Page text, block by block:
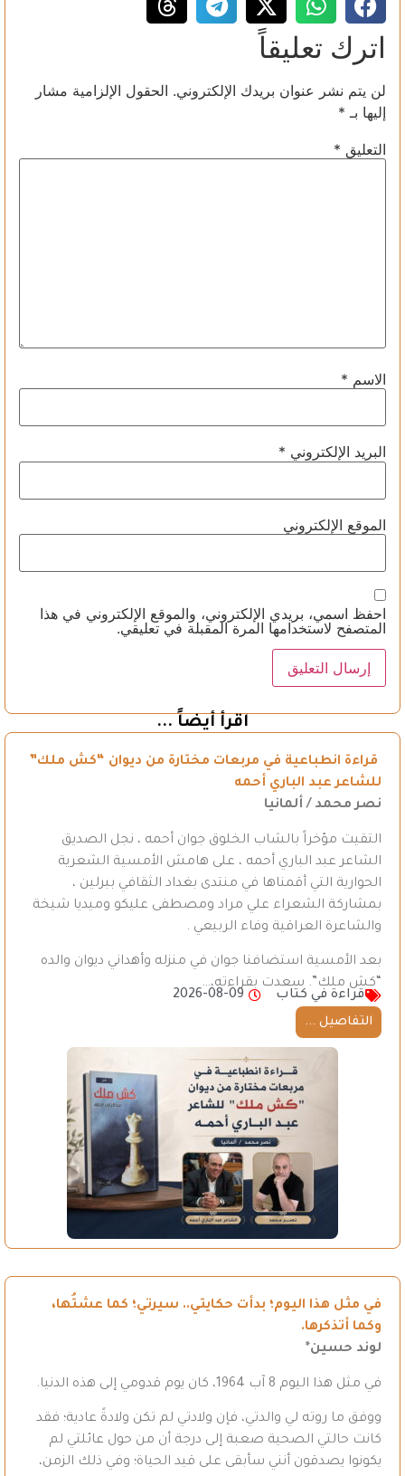
اترك تعليقاً
لن يتم نشر عنوان بريدك الإلكتروني. الحقول الإلزامية مشار
إليها بـ *
التعليق *
الاسم *
البريد الإلكتروني *
الموقع الإلكتروني
احفظ اسمي، بريدي الإلكتروني، والموقع الإلكتروني في هذا
المتصفح لاستخدامها المرة المقبلة في تعليقي.
اقرأ أيضاً ...
قراءة انطباعية في مربعات مختارة من ديوان “كش ملك”
للشاعر عبد الباري أحمه
نصر محمد / ألمانيا
التقيت مؤخراً بالشاب الخلوق جوان أحمه ، نجل الصديق
الشاعر عبد الباري أحمه ، على هامش الأمسية الشعرية
الحوارية التي أقمناها في منتدى بغداد الثقافي ببرلين ،
بمشاركة الشعراء علي مراد ومصطفى عليكو وميديا شيخة
والشاعرة العراقية وفاء الربيعي .
بعد الأمسية استضافنا جوان في منزله وأهداني ديوان والده
“كش ملك”. سعدت بقراءته،…
قراءة في كتاب
2026-08-09
التفاصيل ...
في مثل هذا اليوم؛ بدأت حكايتي.. سيرتي؛ كما عشتُها،
وكما أتذكرها.
لوند حسين*
في مثل هذا اليوم 8 آب 1964، كان يوم قدومي إلى هذه الدنيا.
ووفق ما روته لي والدتي، فإن ولادتي لم تكن ولادةً عادية؛ فقد
كانت حالتي الصحية صعبة إلى درجة أن من حول عائلتي لم
يكونوا يصدقون أنني سأبقى على قيد الحياة؛ وفي ذلك الزمن،